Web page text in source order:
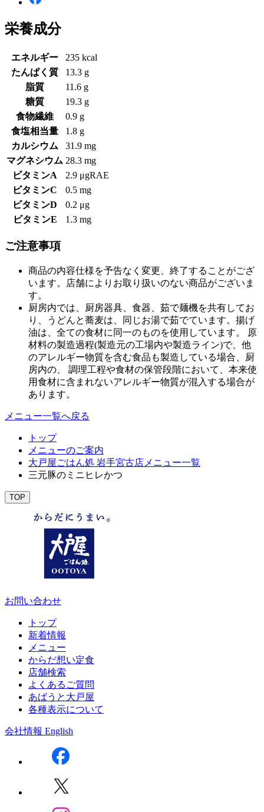
栄養成分
エネルギー
235 kcal
たんぱく質
13.3 g
脂質
11.6 g
糖質
19.3 g
食物繊維
0.9 g
食塩相当量
1.8 g
カルシウム
31.9 mg
マグネシウム 28.3 mg
ビタミンA
2.9 μgRAE
ビタミンC
0.5 mg
ビタミンD
0.2 μg
ビタミンE
1.3 mg
ご注意事項
商品の内容仕様を予告なく変更、終了することがござ
います。店舗によりお取り扱いのない商品がございま
す。
厨房内では、厨房器具、食器、茹で麺機を共有してお
り、うどんと蕎麦は、同じお湯で茹でています。揚げ
油は、全ての食材に同一のものを使用しています。 原
材料の製造過程(製造元の工場内や製造ライン)で、他
のアレルギー物質を含む食品も製造している場合、厨
房内の、 調理工程や食材の保管段階において、本来使
用食材に含まれないアレルギー物質が混入する場合が
あります。
メニュー一覧へ戻る
トップ
メニューのご案内
大戸屋ごはん処 岩手宮古店メニュー一覧
三元豚のミニヒレかつ
TOP
お問い合わせ
トップ
新着情報
メニュー
からだ想い定食
店舗検索
よくあるご質問
あばうと大戸屋
各種表示について
会社情報 English